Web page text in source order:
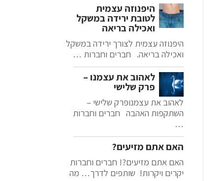
היפנוזה עצמית
לטובת ירידה במשקל
ואכילה בריאה
היפנוזה עצמית לצורך ירידה במשקל
ואכילה בריאה. חברים וחברות …
לאהוב את עצמנו –
פרק שלישי
לאהוב את עצמנופרק שלישי –
השתקפות האהבה חברים וחברות
…
האם אתם מזיעים?
האם אתם מזיעים?! חברים וחברות
יקרים ויקרות! שותפים לדרך… מה